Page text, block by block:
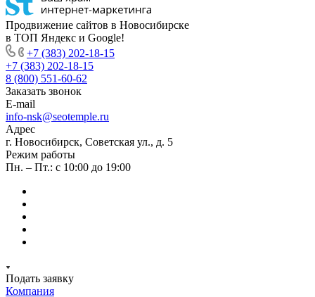
Продвижение сайтов в Новосибирске
в ТОП Яндекс и Google!
+7 (383) 202-18-15
+7 (383) 202-18-15
8 (800) 551-60-62
Заказать звонок
E-mail
info-nsk@seotemple.ru
Адрес
г. Новосибирск, Советская ул., д. 5
Режим работы
Пн. – Пт.: с 10:00 до 19:00
Подать заявку
Компания